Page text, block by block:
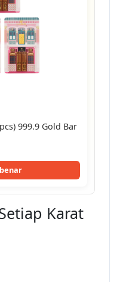
999.9 Gold Bar
Karat